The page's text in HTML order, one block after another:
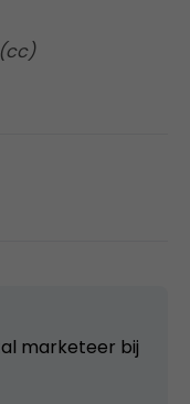
marketeer bij